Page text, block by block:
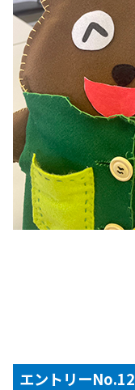
エントリーNo.12